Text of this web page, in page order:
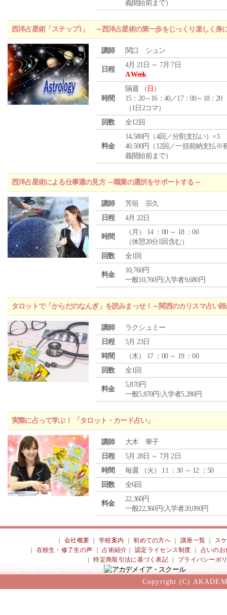
義開始前まで）
西洋占星術「ステップ1」 ～西洋占星術の第一歩をじっくり楽しく身
講師 関口 シュン
日程
4月 21日 ～ 7月 7日
A Week
時間
隔週 （ 日 ）
15：20～16：40／17：00～18：20
（1日2コマ）
回数
全12回
料金
14,580円（4回／分割支払い）×3
40,500円（12回／一括前納支払※
義開始前まで）
西洋占星術による仕事運の見方 ～職業の選択をサポートする～
講師
芳垣 宗久
日程
4月 22日
時間
（ 月 ） 14 ：00 ～ 18 ：00
（休憩20分1回含む）
回数
全1回
料金
10,760円
一般10,760円/入学者9,680円
タロットで「からだのなんぎ」を読みまっせ！～関西のカリスマ占い
講師
ラクシュミー
日程
5月 23日
時間
（木） 17 ：00 ～ 19 ：00
回数
全1回
料金
5,870円
一般5,870円/入学者5,280円
実際に占って学ぶ！ 「タロット・カード占い」
講師
大木 華子
日程
5月 28日 ～ 7月 2日
時間
毎週 （火 ） 11 ：30 ～ 12 ：50
回数
全6回
料金
22,360円
一般22,360円/入学者20,090円
会社概要 ｜学校案内 ｜初めての方へ 講座一覧
ス
在校生・修了生の声 ｜占術紹介 ｜認定ライセンス制度
占いのお
｜特定商取引法に基づく表記 プライバシーポ
Copyright (C)